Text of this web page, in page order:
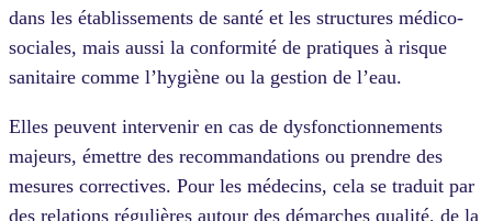
dans les établissements de santé et les structures médico-
sociales, mais aussi la conformité de pratiques à risque
sanitaire comme l’hygiène ou la gestion de l’eau.
Elles peuvent intervenir en cas de dysfonctionnements
majeurs, émettre des recommandations ou prendre des
mesures correctives. Pour les médecins, cela se traduit par
des relations régulières autour des démarches qualité, de la